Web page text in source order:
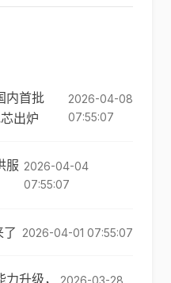
内首批
出炉
2026-04-08
07:55:07
服 2026-04-04
07:55:07
2026-04-01 07:55:07
升级，
2026-03-28